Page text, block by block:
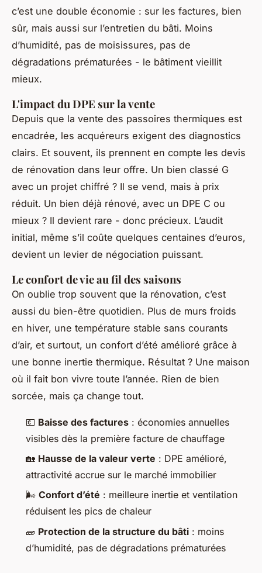
c’est une double économie : sur les factures, bien
sûr, mais aussi sur l’entretien du bâti. Moins
d’humidité, pas de moisissures, pas de
dégradations prématurées - le bâtiment vieillit
mieux.
L'impact du DPE sur la vente
Depuis que la vente des passoires thermiques est
encadrée, les acquéreurs exigent des diagnostics
clairs. Et souvent, ils prennent en compte les devis
de rénovation dans leur offre. Un bien classé G
avec un projet chiffré ? Il se vend, mais à prix
réduit. Un bien déjà rénové, avec un DPE C ou
mieux ? Il devient rare - donc précieux. L’audit
initial, même s’il coûte quelques centaines d’euros,
devient un levier de négociation puissant.
Le confort de vie au fil des saisons
On oublie trop souvent que la rénovation, c’est
aussi du bien-être quotidien. Plus de murs froids
en hiver, une température stable sans courants
d’air, et surtout, un confort d’été amélioré grâce à
une bonne inertie thermique. Résultat ? Une maison
où il fait bon vivre toute l’année. Rien de bien
sorcée, mais ça change tout.
💶 Baisse des factures : économies annuelles
visibles dès la première facture de chauffage
🏡 Hausse de la valeur verte : DPE amélioré,
attractivité accrue sur le marché immobilier
🌬️ Confort d’été : meilleure inertie et ventilation
réduisent les pics de chaleur
🧱 Protection de la structure du bâti : moins
d’humidité, pas de dégradations prématurées